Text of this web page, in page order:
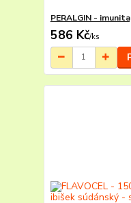
PERALGIN -
586 Kč/ks